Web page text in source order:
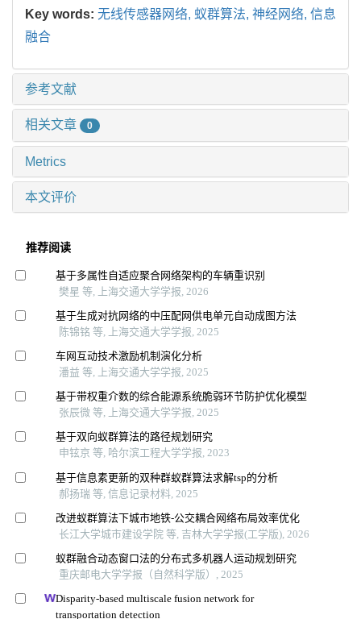
Key words: 无线传感器网络, 蚁群算法, 神经网络, 信息
融合
参考文献
相关文章 0
Metrics
本文评价